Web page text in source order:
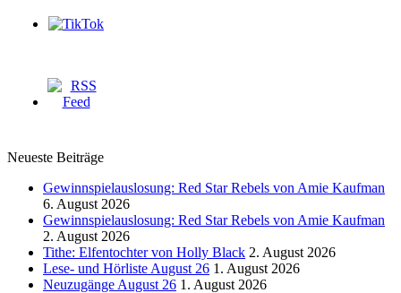
Neueste Beiträge
Gewinnspielauslosung: Red Star Rebels von Amie Kaufman
6. August 2026
Gewinnspielauslosung: Red Star Rebels von Amie Kaufman
2. August 2026
Tithe: Elfentochter von Holly Black 2. August 2026
Lese- und Hörliste August 26 1. August 2026
Neuzugänge August 26 1. August 2026